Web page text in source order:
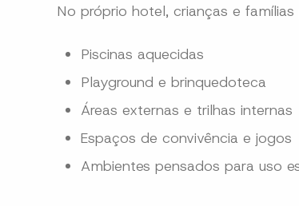
No próprio hotel, crianças e
Piscinas aquecidas
Playground e brinquedoteca
Áreas externas e trilhas internas
Espaços de convivência e jogos
Ambientes pensados para uso